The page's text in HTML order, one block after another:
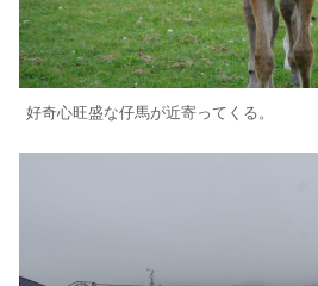
好奇心旺盛な仔馬が近寄ってくる。